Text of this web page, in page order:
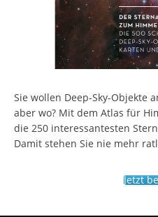
Sie wollen Deep-Sky-Objekte
aber wo? Mit dem Atlas für
die 250 interessantesten
Damit stehen Sie nie mehr
Jetzt